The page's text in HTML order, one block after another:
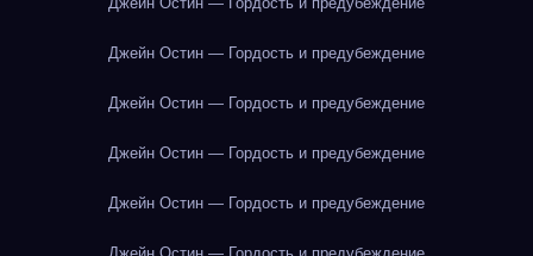
Джейн Остин — Гордость и предубеждение
Джейн Остин — Гордость и предубеждение
Джейн Остин — Гордость и предубеждение
Джейн Остин — Гордость и предубеждение